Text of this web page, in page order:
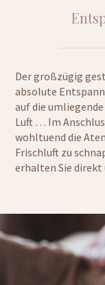
Der großzügig
absolute
auf die
Luft … Im
wohltuend die
Frischluft zu
erhalten Sie direkt